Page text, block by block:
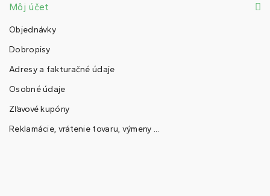
Môj účet
Objednávky
Dobropisy
Adresy a fakturačné údaje
Osobné údaje
Zľavové kupóny
Reklamácie, vrátenie tovaru, výmeny ...